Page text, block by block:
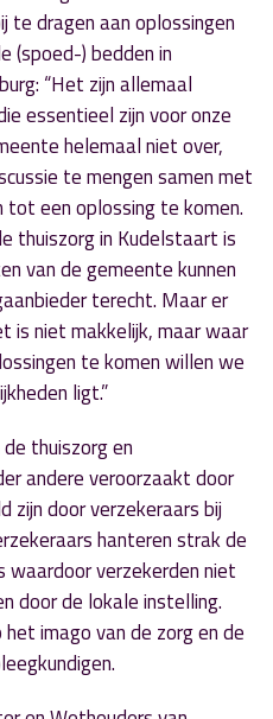
te dragen aan oplossingen
(spoed-) bedden in
“Het zijn allemaal
essentieel zijn voor onze
helemaal niet over,
te mengen samen met
een oplossing te komen.
thuiszorg in Kudelstaart is
van de gemeente kunnen
terecht. Maar er
is niet makkelijk, maar waar
te komen willen we
ligt.”
thuiszorg en
andere veroorzaakt door
zijn door verzekeraars bij
hanteren strak de
verzekerden niet
door de lokale instelling.
imago van de zorg en de